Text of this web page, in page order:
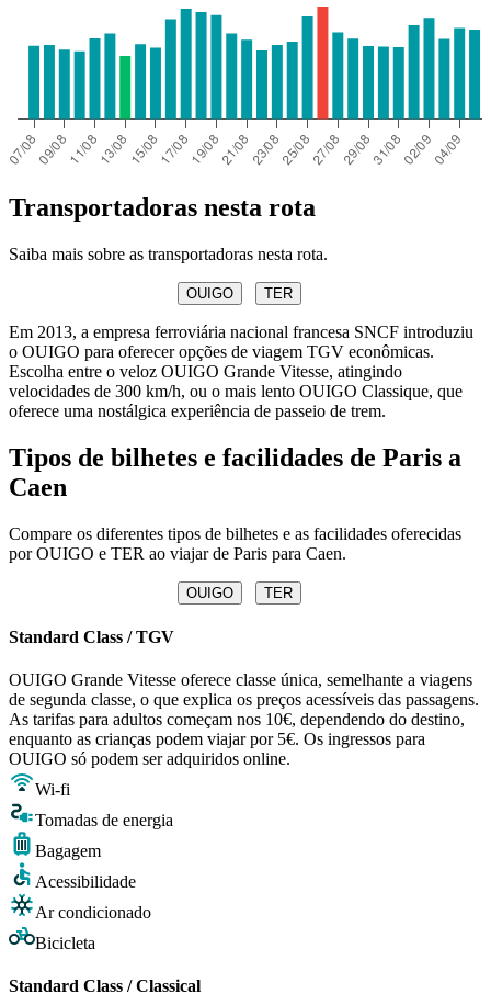
Transportadoras nesta rota
Saiba mais sobre as transportadoras nesta rota.
OUIGO TER
Em 2013, a empresa ferroviária nacional francesa SNCF introduziu
o OUIGO para oferecer opções de viagem TGV econômicas.
Escolha entre o veloz OUIGO Grande Vitesse, atingindo
velocidades de 300 km/h, ou o mais lento OUIGO Classique, que
oferece uma nostálgica experiência de passeio de trem.
Tipos de bilhetes e facilidades de Paris a
Caen
Compare os diferentes tipos de bilhetes e as facilidades oferecidas
por OUIGO e TER ao viajar de Paris para Caen.
OUIGO TER
Standard Class / TGV
OUIGO Grande Vitesse oferece classe única, semelhante a viagens
de segunda classe, o que explica os preços acessíveis das passagens.
As tarifas para adultos começam nos 10€, dependendo do destino,
enquanto as crianças podem viajar por 5€. Os ingressos para
OUIGO só podem ser adquiridos online.
Wi-fi
Tomadas de energia
Bagagem
Acessibilidade
Ar condicionado
Bicicleta
Standard Class / Classical